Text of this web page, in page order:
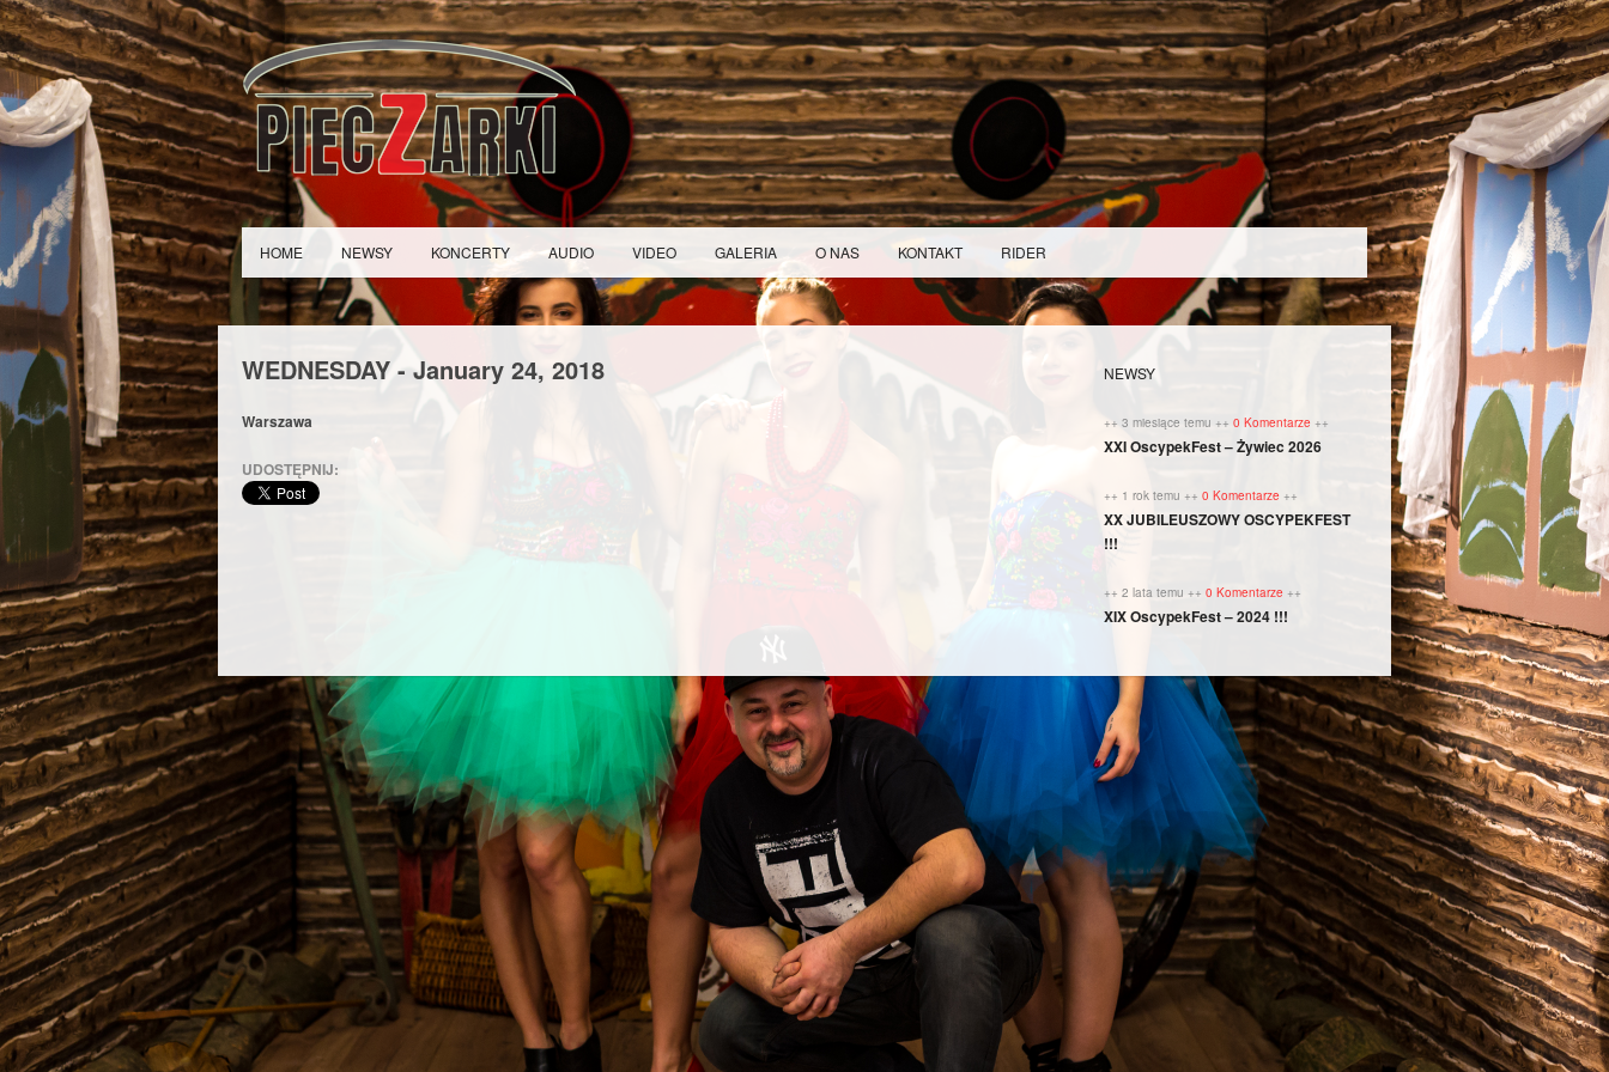
HOME NEWSY KONCERTY AUDIO VIDEO GALERIA O NAS KONTAKT RIDER
WEDNESDAY - January 24, 2018
Warszawa
UDOSTĘPNIJ:
NEWSY
++ 3 miesiące temu ++ 0 Komentarze ++
XXI OscypekFest – Żywiec 2026
++ 1 rok temu ++ 0 Komentarze ++
XX JUBILEUSZOWY OSCYPEKFEST
!!!
++ 2 lata temu ++ 0 Komentarze ++
XIX OscypekFest – 2024 !!!